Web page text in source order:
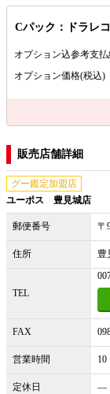
Cパック：ドラレ
オプション込参考支
オプション価格(税込)
販売店舗詳細
グー鑑定加盟店
ユーポス 豊見城店
郵便番号 〒
住所 豊
TEL
FAX
営業時間 10
定休日 ―